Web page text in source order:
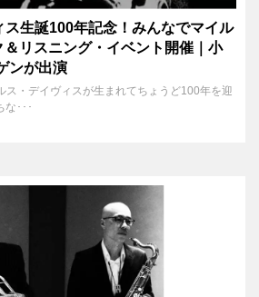
ス生誕100年記念！みんなでマイル
リスニング・イベント開催｜小
ンが出演
ス・デイヴィスが生まれてちょうど100年を迎
な･･･